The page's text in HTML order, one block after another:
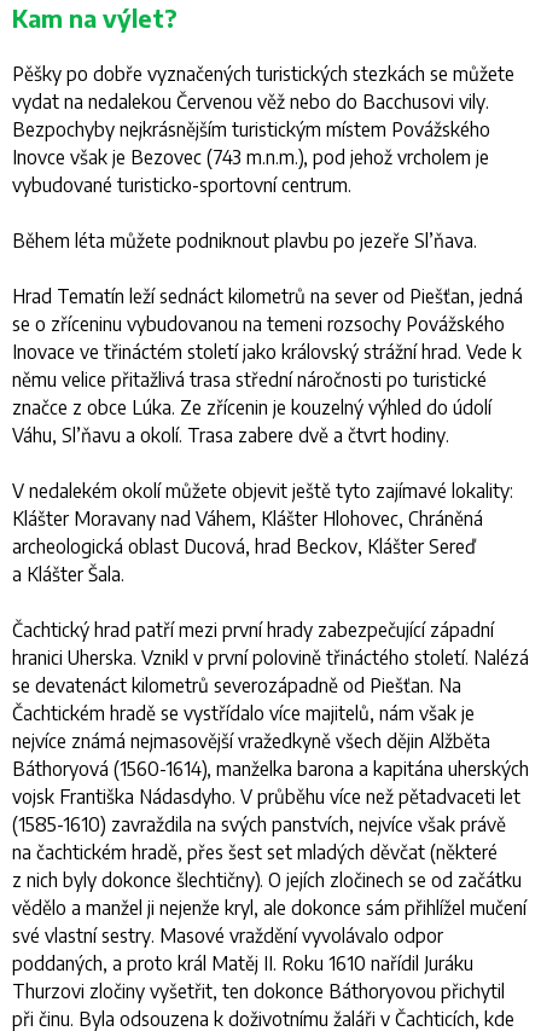
Kam na výlet?
Pěšky po dobře vyznačených turistických stezkách se můžete
vydat na nedalekou Červenou věž nebo do Bacchusovi vily.
Bezpochyby nejkrásnějším turistickým místem Povážského
Inovce však je Bezovec (743 m.n.m.), pod jehož vrcholem je
vybudované turisticko-sportovní centrum.
Během léta můžete podniknout plavbu po jezeře Sl’ňava.
Hrad Tematín leží sednáct kilometrů na sever od Piešťan, jedná
se o zříceninu vybudovanou na temeni rozsochy Povážského
Inovace ve třináctém století jako královský strážní hrad. Vede k
němu velice přitažlivá trasa střední náročnosti po turistické
značce z obce Lúka. Ze zřícenin je kouzelný výhled do údolí
Váhu, Sl’ňavu a okolí. Trasa zabere dvě a čtvrt hodiny.
V nedalekém okolí můžete objevit ještě tyto zajímavé lokality:
Klášter Moravany nad Váhem, Klášter Hlohovec, Chráněná
archeologická oblast Ducová, hrad Beckov, Klášter Sereď
a Klášter Šala.
Čachtický hrad patří mezi první hrady zabezpečující západní
hranici Uherska. Vznikl v první polovině třináctého století. Nalézá
se devatenáct kilometrů severozápadně od Piešťan. Na
Čachtickém hradě se vystřídalo více majitelů, nám však je
nejvíce známá nejmasovější vražedkyně všech dějin Alžběta
Báthoryová (1560-1614), manželka barona a kapitána uherských
vojsk Františka Nádasdyho. V průběhu více než pětadvaceti let
(1585-1610) zavraždila na svých panstvích, nejvíce však právě
na čachtickém hradě, přes šest set mladých děvčat (některé
z nich byly dokonce šlechtičny). O jejích zločinech se od začátku
vědělo a manžel ji nejenže kryl, ale dokonce sám přihlížel mučení
své vlastní sestry. Masové vraždění vyvolávalo odpor
poddaných, a proto král Matěj II. Roku 1610 nařídil Juráku
Thurzovi zločiny vyšetřit, ten dokonce Báthoryovou přichytil
při činu. Byla odsouzena k doživotnímu žaláři v Čachticích, kde